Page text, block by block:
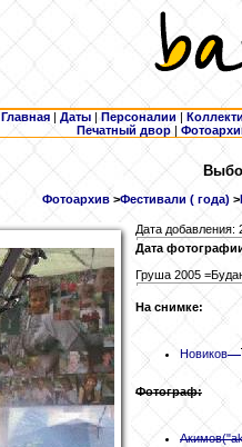
Главная | Даты | Персоналии |
Печатный двор |
Фотоархив>Фестивали ( года) >
Дата добавления:
Дата
Груша 2005
На снимке:
Новиков
Фотограф:
Акимов